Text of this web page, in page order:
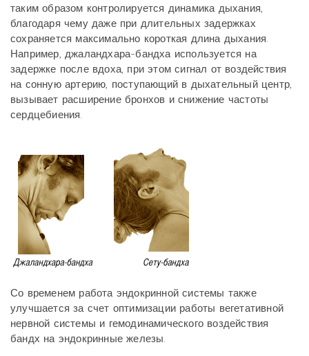
таким образом контролируется динамика дыхания,
благодаря чему даже при длительных задержках
сохраняется максимально короткая длина дыхания.
Например, джаландхара-бандха используется на
задержке после вдоха, при этом сигнал от воздействия
на сонную артерию, поступающий в дыхательный центр,
вызывает расширение бронхов и снижение частоты
сердцебиения.
Со временем работа эндокринной системы также
улучшается за счет оптимизации работы вегетативной
нервной системы и гемодинамического воздействия
бандх на эндокринные железы.